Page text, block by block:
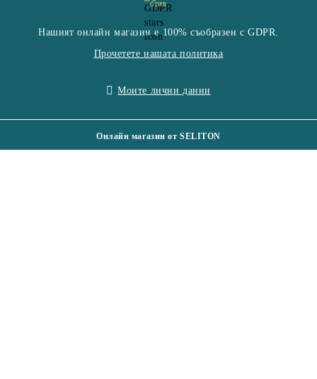
GDPR
Нашият онлайн магазин е 100% съобразен с GDPR.
Прочетете нашата политика
Моите лични данни
Онлайн магазин от SELITON